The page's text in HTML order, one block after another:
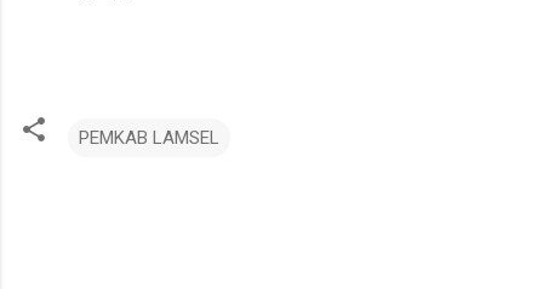
PEMKAB LAMSEL